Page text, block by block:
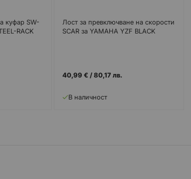
куфар SW-
RACK
Лост за превключване на скорости
SCAR за YAMAHA YZF BLACK
40,99 € /80,17 лв.
В наличност